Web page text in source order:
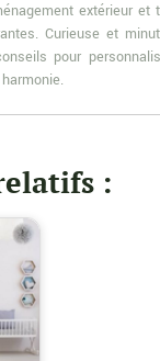
extérieur et
Curieuse et
pour
: